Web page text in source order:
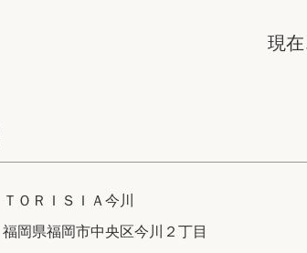
現
ＴＯＲＩＳＩＡ今川
福岡県福岡市中央区今川２丁目